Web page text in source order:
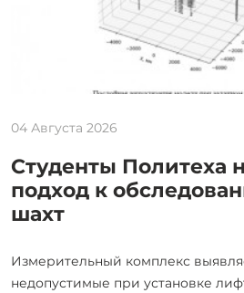
04 Августа 2026
Студенты Политеха
подход к
шахт
Измерительный комплекс
недопустимые при установке